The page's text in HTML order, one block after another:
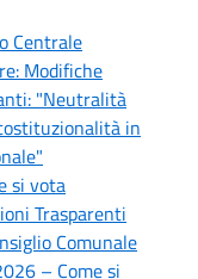
Centrale
Modifiche
"Neutralità
in
si vota
Trasparenti
Comunale
– Come si